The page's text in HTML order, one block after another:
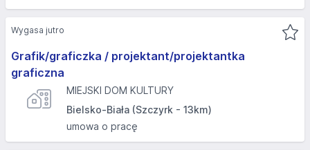
Grafik/graficzka / projektant/projektantka
graficzna
MIEJSKI DOM KULTURY
Bielsko-Biała (Szczyrk - 13km)
umowa o pracę
Wygasa jutro